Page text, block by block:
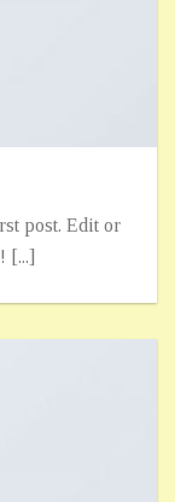
post. Edit or
[...]